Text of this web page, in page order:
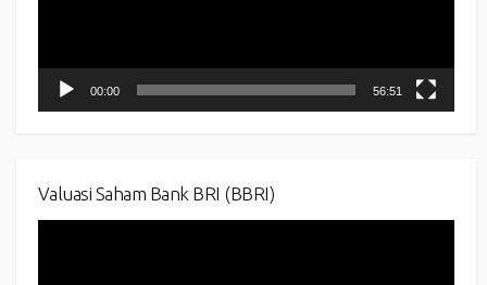
00:00 56:51
Valuasi Saham Bank BRI (BBRI)